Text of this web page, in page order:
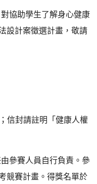
協助學生了解身心健康
設計案徵選計畫，敬請
信封請註明「健康人權
參賽人員自行負責。參
競賽計畫。得獎名單於